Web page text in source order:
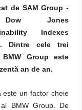
de SAM Group -
Jones
Indexes
Dintre cele trei
Group este
an de an.
este un factor cheie
BMW Group. De